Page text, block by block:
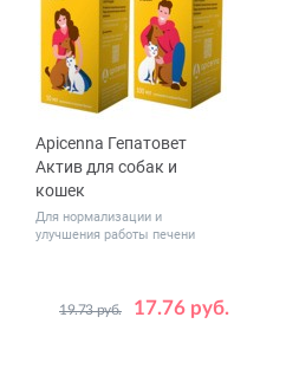
Apicenna Гепатовет
Актив для собак и
кошек
Для нормализации и
улучшения работы печени
17.76 руб.
19.73 руб.
Объем,
50 100